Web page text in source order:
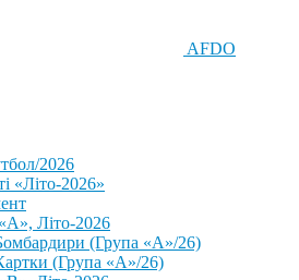
AFDO
2026
«Літо-2026»
Літо-2026
(Група «А»/26)
(Група «А»/26)